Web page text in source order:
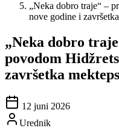
„Neka dobro traje“ –
nove godine i
„Neka dobro
povodom
završetka
12 juni 2026
Urednik